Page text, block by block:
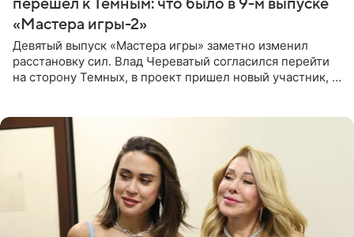
перешел к Темным: что было в 9-м выпуске
«Мастера игры-2»
Девятый выпуск «Мастера игры» заметно изменил
расстановку сил. Влад Череватый согласился перейти
на сторону Темных, в проект пришел новый участник, а